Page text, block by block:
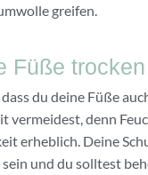
greifen.
Füße trocken
du deine Füße
vermeidest, denn
erheblich. Deine
und du solltest